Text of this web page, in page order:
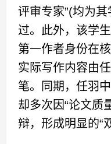
评审专家”(均为
过。此外，该学
第一作者身份在
实际写作内容由
笔。同期，任羽
却多次因“论文质
辩，形成明显的“